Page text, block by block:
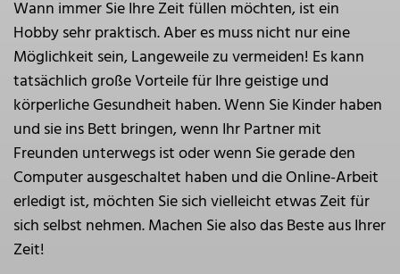
Wann immer Sie Ihre Zeit füllen möchten, ist ein
Hobby sehr praktisch. Aber es muss nicht nur eine
Möglichkeit sein, Langeweile zu vermeiden! Es kann
tatsächlich große Vorteile für Ihre geistige und
körperliche Gesundheit haben. Wenn Sie Kinder haben
und sie ins Bett bringen, wenn Ihr Partner mit
Freunden unterwegs ist oder wenn Sie gerade den
Computer ausgeschaltet haben und die Online-Arbeit
erledigt ist, möchten Sie sich vielleicht etwas Zeit für
sich selbst nehmen. Machen Sie also das Beste aus Ihrer
Zeit!